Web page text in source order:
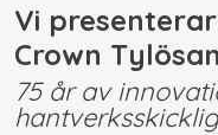
Vi
Crown
75 år av